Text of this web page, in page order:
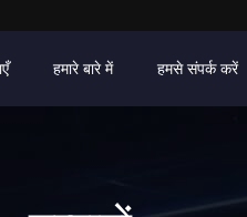
हमारे बारे में हमसे संपर्क करें